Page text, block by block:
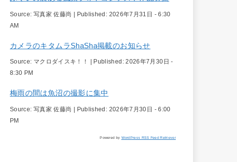
Source: 写真家 佐藤尚 | Published: 2026年7月31日 - 6:30
AM
カメラのキタムラShaSha掲載のお知らせ
Source: マクロダイスキ！！ Published:2026年7月30日 -
8:30 PM
梅雨の間は魚沼の撮影に集中
Source: 写真家 佐藤尚 | Published: 2026年7月30日 - 6:00
PM
Powered by WordPress RSS Feed Retriever